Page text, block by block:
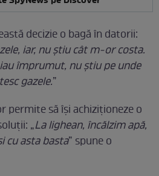
decizie o bagă în datorii:
iar, nu știu cât m-or costa.
împrumut, nu știu pe unde
gazele.”
permite să își achiziționeze o
„La lighean, încălzim apă,
cu asta basta” spune o